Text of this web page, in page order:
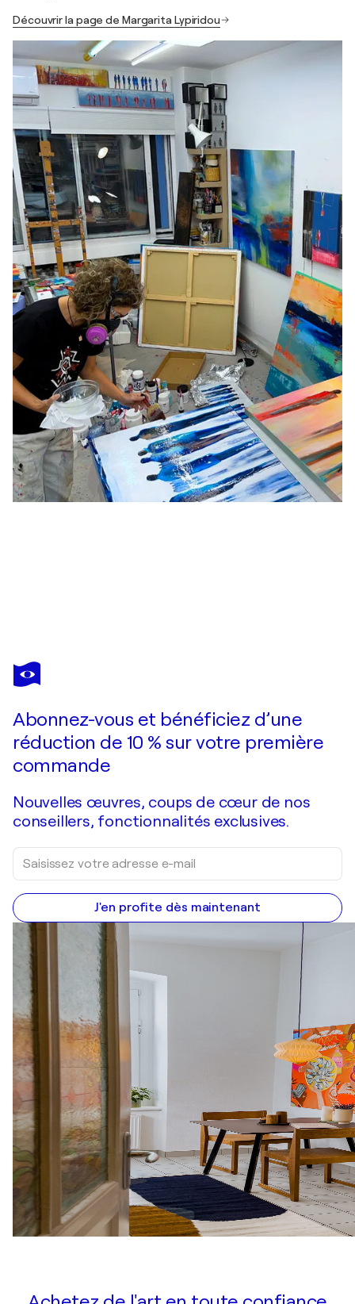
Découvrir la page de Margarita Lypiridou
MARGARITA LYPIRIDOU
Colours Of The Wind
Abonnez-vous et bénéficiez d’une
réduction de 10 % sur votre première
commande
Nouvelles œuvres, coups de cœur de nos
conseillers, fonctionnalités exclusives.
J'en profite dès maintenant